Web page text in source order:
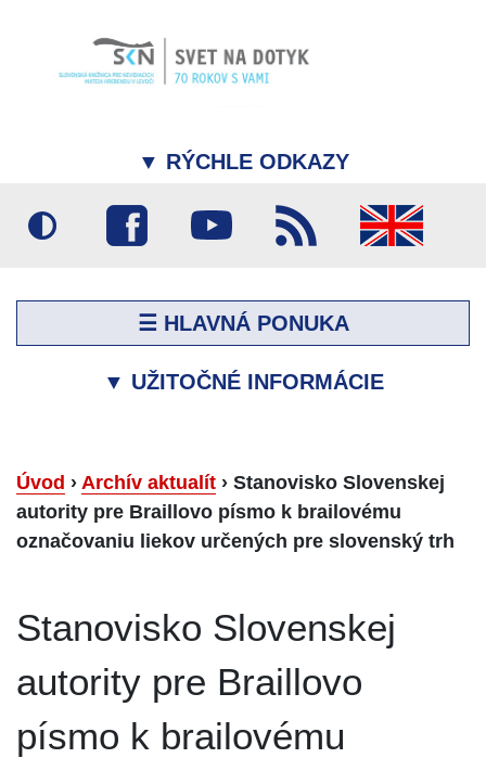
▼ RÝCHLE ODKAZY
☰ HLAVNÁ PONUKA
▼ UŽITOČNÉ INFORMÁCIE
Úvod › Archív aktualít › Stanovisko Slovenskej
autority pre Braillovo písmo k brailovému
označovaniu liekov určených pre slovenský trh
Stanovisko Slovenskej
autority pre Braillovo
písmo k brailovému